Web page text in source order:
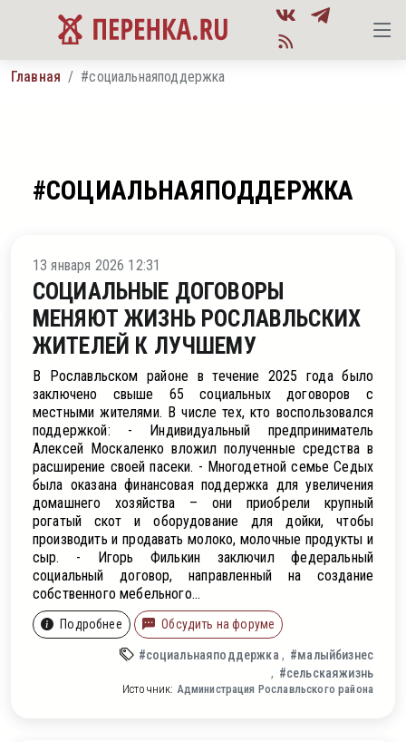
Главная #социальнаяподдержка
#СОЦИАЛЬНАЯПОДДЕРЖКА
13 января 2026 12:31
СОЦИАЛЬНЫЕ ДОГОВОРЫ
МЕНЯЮТ ЖИЗНЬ РОСЛАВЛЬСКИХ
ЖИТЕЛЕЙ К ЛУЧШЕМУ
В Рославльском районе в течение 2025 года было
заключено свыше 65 социальных договоров с
местными жителями. В числе тех, кто воспользовался
поддержкой: - Индивидуальный предприниматель
Алексей Москаленко вложил полученные средства в
расширение своей пасеки. - Многодетной семье Седых
была оказана финансовая поддержка для увеличения
домашнего хозяйства – они приобрели крупный
рогатый скот и оборудование для дойки, чтобы
производить и продавать молоко, молочные продукты и
сыр. - Игорь Филькин заключил федеральный
социальный договор, направленный на создание
собственного мебельного...
Подробнее Обсудить на форуме
#социальнаяподдержка
#малыйбизнес
#сельскаяжизнь
Источник: Администрация Рославльского района